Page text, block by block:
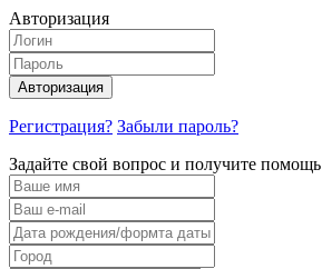
Авторизация
Авторизация
Регистрация? Забыли пароль?
Задайте свой вопрос и получите помощь